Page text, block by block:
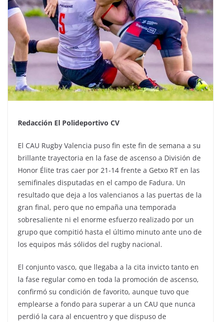
Redacción El Polideportivo CV
El CAU Rugby Valencia puso fin este fin de semana a su
brillante trayectoria en la fase de ascenso a División de
Honor Élite tras caer por 21-14 frente a Getxo RT en las
semifinales disputadas en el campo de Fadura. Un
resultado que deja a los valencianos a las puertas de la
gran final, pero que no empaña una temporada
sobresaliente ni el enorme esfuerzo realizado por un
grupo que compitió hasta el último minuto ante uno de
los equipos más sólidos del rugby nacional.
El conjunto vasco, que llegaba a la cita invicto tanto en
la fase regular como en toda la promoción de ascenso,
confirmó su condición de favorito, aunque tuvo que
emplearse a fondo para superar a un CAU que nunca
perdió la cara al encuentro y que dispuso de